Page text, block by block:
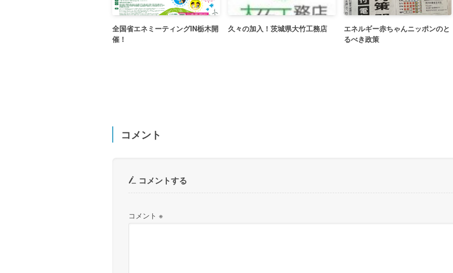
全国省エネミーティングIN栃木開
催！
久々の加入！茨城県大竹工務店
エネルギー赤ちゃんニッポンのと
るべき政策
コメント
コメントする
コメント ※